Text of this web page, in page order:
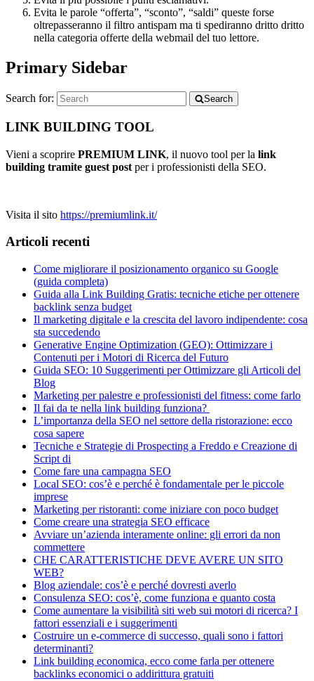
Evita le parole “offerta”, “sconto”, “saldi” queste forse
oltrepasseranno il filtro antispam ma ti spediranno dritto dritto
nella categoria offerte della webmail del tuo lettore.
Primary Sidebar
Search for: Search
LINK BUILDING TOOL
Vieni a scoprire PREMIUM LINK, il nuovo tool per la link
building tramite guest post per i professionisti della SEO.
Visita il sito https://premiumlink.it/
Articoli recenti
Come migliorare il posizionamento organico su Google
(guida completa)
Guida alla Link Building Gratis: tecniche etiche per ottenere
backlink senza budget
Il marketing digitale e la crescita del lavoro indipendente: cosa
sta succedendo
Generative Engine Optimization (GEO): Ottimizzare i
Contenuti per i Motori di Ricerca del Futuro
Guida SEO: 10 Suggerimenti per Ottimizzare gli Articoli del
Blog
Marketing per palestre e professionisti del fitness: come farlo
Il fai da te nella link building funziona?
L’importanza della SEO nel settore della ristorazione: ecco
cosa sapere
Tecniche e Strategie di Prospecting a Freddo e Creazione di
Script di
Come fare una campagna SEO
Local SEO: cos’è e perché è fondamentale per le piccole
imprese
Marketing per ristoranti: come iniziare con poco budget
Come creare una strategia SEO efficace
Avviare un’azienda interamente online: gli errori da non
commettere
CHE CARATTERISTICHE DEVE AVERE UN SITO
WEB?
Blog aziendale: cos’è e perché dovresti averlo
Consulenza SEO: cos’è, come funziona e quanto costa
Come aumentare la visibilità siti web sui motori di ricerca? I
fattori essenziali e i suggerimenti
Costruire un e-commerce di successo, quali sono i fattori
determinanti?
Link building economica, ecco come farla per ottenere
backlinks economici o addirittura gratuiti